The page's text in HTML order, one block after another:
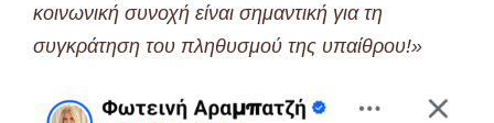
κοινωνική συνοχή είναι σημαντική για τη
συγκράτηση του πληθυσμού της υπαίθρου!»